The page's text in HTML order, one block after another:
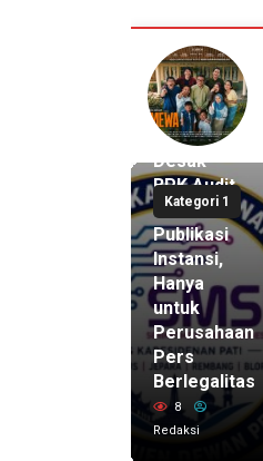
Kategori 1
17 jam lalu
SMSI Eks
Karesidenan
Pati
Desak
BPK Audit
Dana
Publikasi
Instansi,
Hanya
untuk
Perusahaan
Pers
Berlegalitas
8
Redaksi
17 jam lalu
Ketum
DPP
IKAPPI